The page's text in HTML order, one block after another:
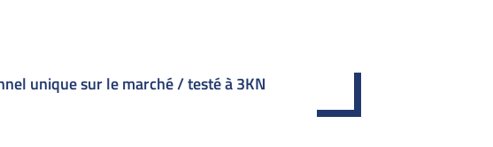
unique sur le marché / testé à 3KN